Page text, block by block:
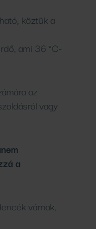
köztük a
ami 36 °C-
az
vagy
a
várnak,